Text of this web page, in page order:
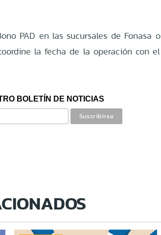
PAD en las sucursales de Fonasa o
la fecha de la operación con el
BOLETÍN DE NOTICIAS